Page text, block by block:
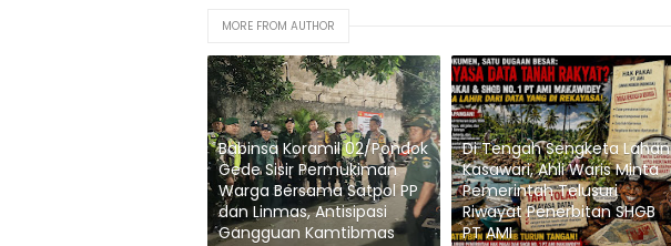
MORE FROM AUTHOR
Babinsa Koramil 02/Pondok
Gede Sisir Permukiman
Warga Bersama Satpol PP
dan Linmas, Antisipasi
Gangguan Kamtibmas
Di Tengah Sengketa Lahan
Kasawari, Ahli Waris Minta
Pemerintah Telusuri
Riwayat Penerbitan SHGB
PT AMI